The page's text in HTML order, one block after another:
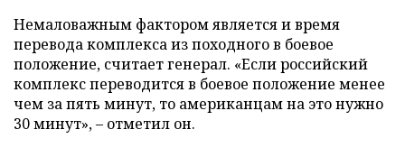
Немаловажным фактором является и время
перевода комплекса из походного в боевое
положение, считает генерал. «Если российский
комплекс переводится в боевое положение менее
чем за пять минут, то американцам на это нужно
30 минут», – отметил он.